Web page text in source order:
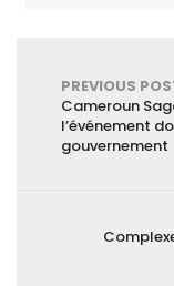
PREVIOUS
Cameroun
l’événement
gouvernement